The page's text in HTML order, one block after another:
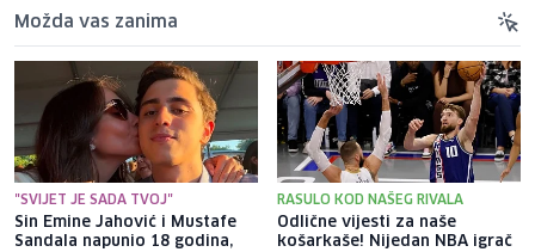
Možda vas zanima
"SVIJET JE SADA TVOJ"
Sin Emine Jahović i Mustafe
Sandala napunio 18 godina,
RASULO KOD NAŠEG RIVALA
Odlične vijesti za naše
košarkaše! Nijedan NBA igrač